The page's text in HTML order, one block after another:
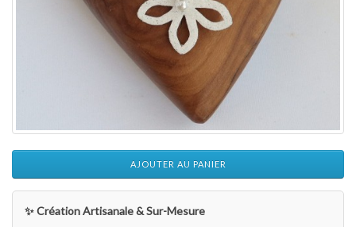
AJOUTER AU PANIER
✨ Création Artisanale & Sur-Mesure